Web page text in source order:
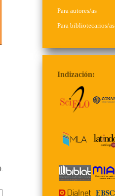
Para autores/as
Para bibliotecarios/as
Indización: